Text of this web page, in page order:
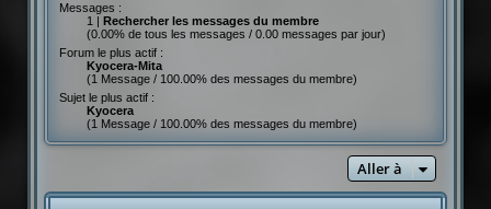
Messages :
1 | Rechercher les messages du membre
(0.00% de tous les messages / 0.00 messages par jour)
Forum le plus actif :
Kyocera-Mita
(1 Message / 100.00% des messages du membre)
Sujet le plus actif :
Kyocera
(1 Message / 100.00% des messages du membre)
Aller à